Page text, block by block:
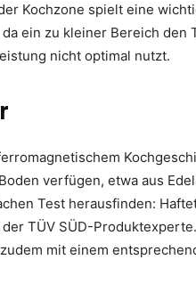
Kochzone spielt eine
ein zu kleiner Bereich den
nicht optimal nutzt.
verfügen, etwa aus
Test herausfinden:
TÜV SÜD-
mit einem